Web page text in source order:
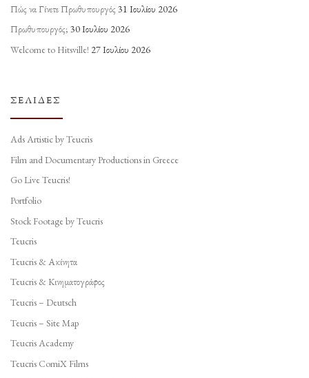
Πώς να Γίνετε Πρωθυπουργός 31 Ιουλίου 2026
Πρωθυπουργός; 30 Ιουλίου 2026
Welcome to Hitsville! 27 Ιουλίου 2026
ΣΕΛΊΔΕΣ
Ads Artistic by Teucris
Film and Documentary Productions in Greece
Go Live Teucris!
Portfolio
Stock Footage by Teucris
Teucris
Teucris & Ακίνητα
Teucris & Κινηματογράφος
Teucris – Deutsch
Teucris – Site Map
Teucris Academy
Teucris ComiX Films